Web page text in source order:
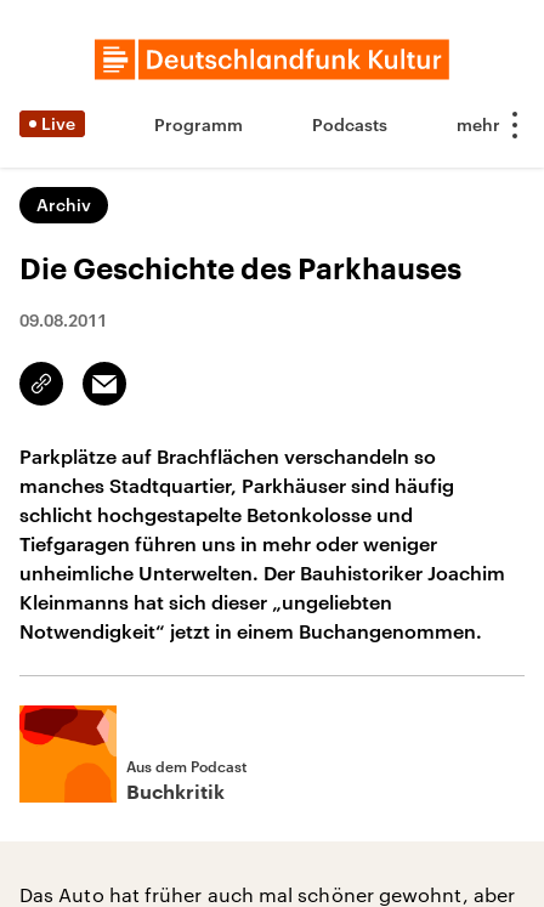
Live Programm Podcasts
Archiv
Die Geschichte des Parkhauses
09.08.2011
Link
kopieren/teilen
Email
Parkplätze auf Brachflächen verschandeln so
manches Stadtquartier, Parkhäuser sind häufig
schlicht hochgestapelte Betonkolosse und
Tiefgaragen führen uns in mehr oder weniger
unheimliche Unterwelten. Der Bauhistoriker Joachim
Kleinmanns hat sich dieser „ungeliebten
Notwendigkeit“ jetzt in einem Buchangenommen.
Aus dem Podcast
Buchkritik
Das Auto hat früher auch mal schöner gewohnt, aber